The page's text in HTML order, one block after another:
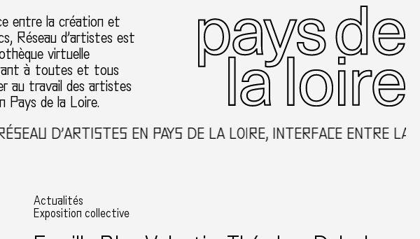
entre la création et
Réseau d’artistes est
virtuelle
à toutes et tous
au travail des artistes
Pays de la Loire.
D’ARTISTES EN PAYS DE LA LOIRE, INTERFACE ENTRE LA
Actualités
Exposition collective